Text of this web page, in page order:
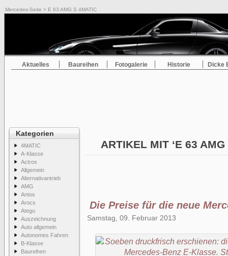
Mercedes-Seite > E 63 AMG S 4MATIC
Aktuelles Baureihen Fotogalerie Historie Dicke
Kategorien
4MATIC
A-Klasse
Actros
Allgemein
Alternativantrieb
AMG
Antos
Arocs
Atego
Auszeichnung
Auto allgemein
Autonomes Fahren
B-Klasse
Baureihen
ARTIKEL MIT ‘E 63 AMG
Die Preise für die neue
Samstag, 09. Februar 2013